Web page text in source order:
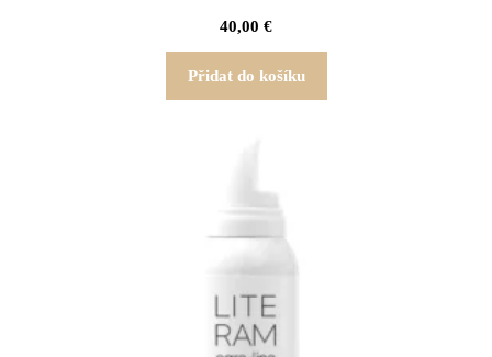
40,00 €
Přidat do košíku